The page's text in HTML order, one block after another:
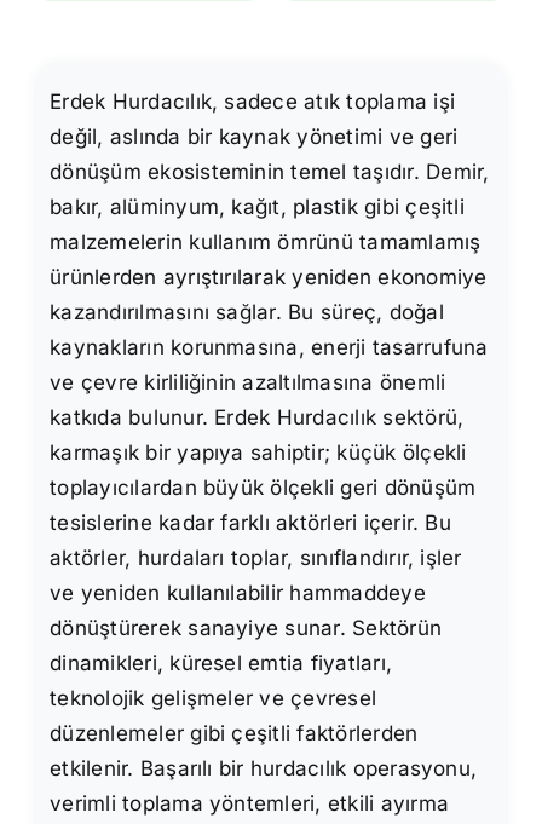
Erdek Hurdacılık, sadece atık toplama işi
değil, aslında bir kaynak yönetimi ve geri
dönüşüm ekosisteminin temel taşıdır. Demir,
bakır, alüminyum, kağıt, plastik gibi çeşitli
malzemelerin kullanım ömrünü tamamlamış
ürünlerden ayrıştırılarak yeniden ekonomiye
kazandırılmasını sağlar. Bu süreç, doğal
kaynakların korunmasına, enerji tasarrufuna
ve çevre kirliliğinin azaltılmasına önemli
katkıda bulunur. Erdek Hurdacılık sektörü,
karmaşık bir yapıya sahiptir; küçük ölçekli
toplayıcılardan büyük ölçekli geri dönüşüm
tesislerine kadar farklı aktörleri içerir. Bu
aktörler, hurdaları toplar, sınıflandırır, işler
ve yeniden kullanılabilir hammaddeye
dönüştürerek sanayiye sunar. Sektörün
dinamikleri, küresel emtia fiyatları,
teknolojik gelişmeler ve çevresel
düzenlemeler gibi çeşitli faktörlerden
etkilenir. Başarılı bir hurdacılık operasyonu,
verimli toplama yöntemleri, etkili ayırma